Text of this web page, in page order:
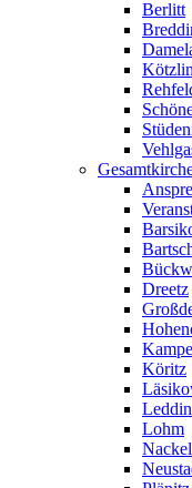
Berlitt
Kötzlin
Dreetz
Köritz
Leddin
Lohm
Nackel